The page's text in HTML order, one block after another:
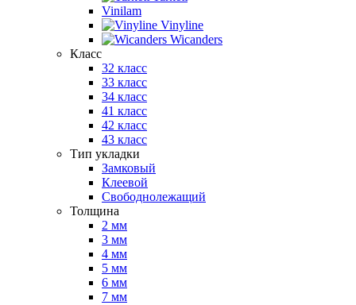
Vinilam
Vinyline
Wicanders
Класс
32 класс
33 класс
34 класс
41 класс
42 класс
43 класс
Тип укладки
Замковый
Клеевой
Свободнолежащий
Толщина
2 мм
3 мм
4 мм
5 мм
6 мм
7 мм